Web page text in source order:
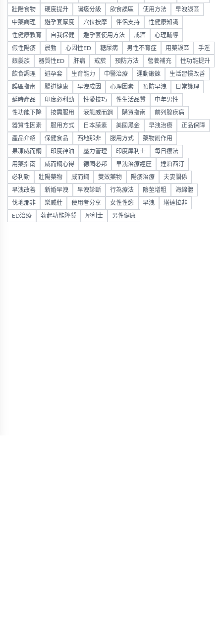
壯陽食物 硬度提升 陽痿分級 飲食誤區 使用方法 早洩誤區
中藥調理 避孕套厚度 穴位按摩 伴侶支持 性健康知識
性健康教育 自我保健 避孕套使用方法 戒酒 心理輔導
假性陽痿 晨勃 心因性ED 糖尿病 男性不育症 用藥誤區 手淫
銀髮族 器質性ED 肝病 戒菸 預防方法 營養補充 性功能提升
飲食調理 避孕套 生育能力 中醫治療 運動鍛鍊 生活習慣改善
誤區指南 腸道健康 早洩成因 心理因素 預防早洩 日常護理
延時產品 印度必利勁 性愛技巧 性生活品質 中年男性
性功能下降 按需服用 液態威而鋼 購買指南 前列腺疾病
器質性因素 服用方式 日本藤素 美國黑金 早洩治療 正品保障
產品介紹 保健食品 西地那非 服用方式 藥物副作用
果凍威而鋼 印度神油 壓力管理 印度犀利士 每日療法
用藥指南 威而鋼心得 德國必邦 早洩治療經歷 達泊西汀
必利勁 壯陽藥物 威而鋼 雙效藥物 陽痿治療 夫妻關係
早洩改善 新婚早洩 早洩診斷 行為療法 陰莖增粗 海綿體
伐地那非 樂威壯 使用者分享 女性性慾 早洩 塔達拉非
ED治療 勃起功能障礙 犀利士 男性健康